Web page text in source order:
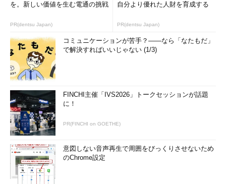
を。新しい価値を生む電通の挑戦
PR(dentsu Japan)
自分より優れた人財を育成する
PR(dentsu Japan)
コミュニケーションが苦手？――なら「なたもだ」
で解決すればいいじゃない (1/3)
FINCHI主催「IVS2026」トークセッションが話題
に！
PR(FINCHI on GOETHE)
意図しない音声再生で周囲をびっくりさせないため
のChrome設定